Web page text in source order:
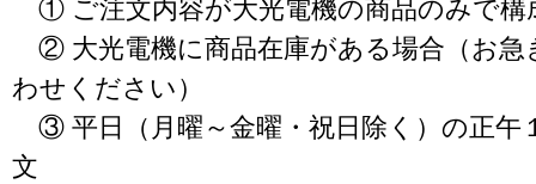
① ご注文内容が大光電機の商品のみで構
② 大光電機に商品在庫がある場合（お急
わせください）
③ 平日（月曜～金曜・祝日除く）の正午
文